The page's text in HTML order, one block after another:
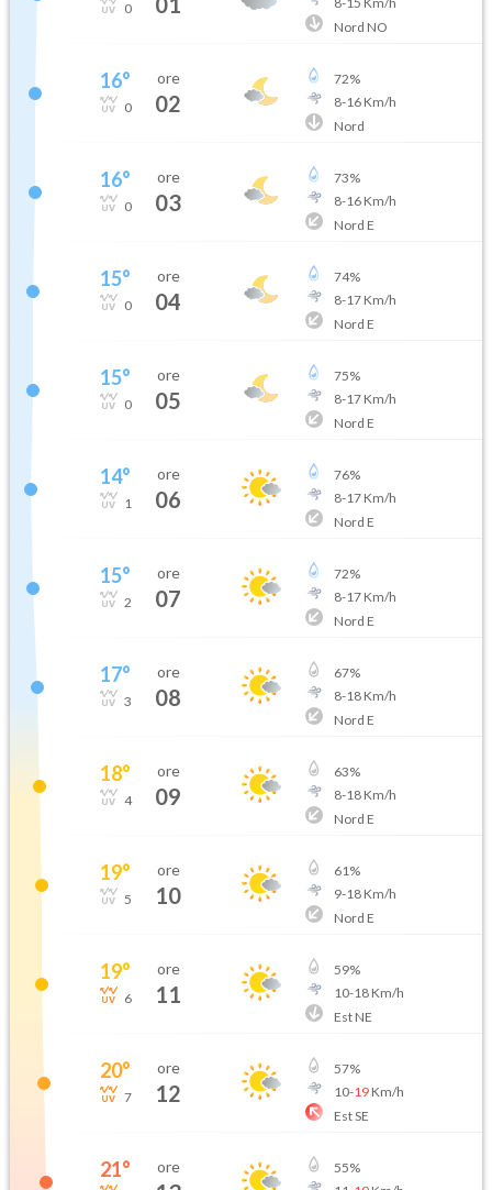
0
Nord NO
16°
0
ore
02
72%
8-16Km/h
Nord
16°
0
ore
03
73%
8-16Km/h
Nord E
15°
0
ore
04
74%
8-17Km/h
Nord E
15°
0
ore
05
75%
8-17Km/h
Nord E
14°
1
ore
06
76%
8-17Km/h
Nord E
15°
2
ore
07
72%
8-17Km/h
Nord E
17°
3
ore
08
67%
8-18Km/h
Nord E
18°
4
ore
09
63%
8-18Km/h
Nord E
19°
5
ore
10
61%
9-18Km/h
Nord E
19°
6
ore
11
59%
10-18Km/h
Est NE
20°
7
ore
12
57%
10-19Km/h
Est SE
21° ore 55%